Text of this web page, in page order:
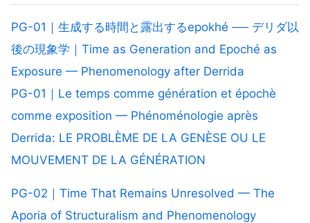
PG-01｜生成する時間と露出するepokhé ── デリダ以
後の現象学｜Time as Generation and Epoché as
Exposure — Phenomenology after Derrida
PG-01｜Le temps comme génération et épochè
comme exposition — Phénoménologie après
Derrida: LE PROBLÈME DE LA GENÈSE OU LE
MOUVEMENT DE LA GÉNÉRATION
PG-02｜Time That Remains Unresolved — The
Aporia of Structuralism and Phenomenology